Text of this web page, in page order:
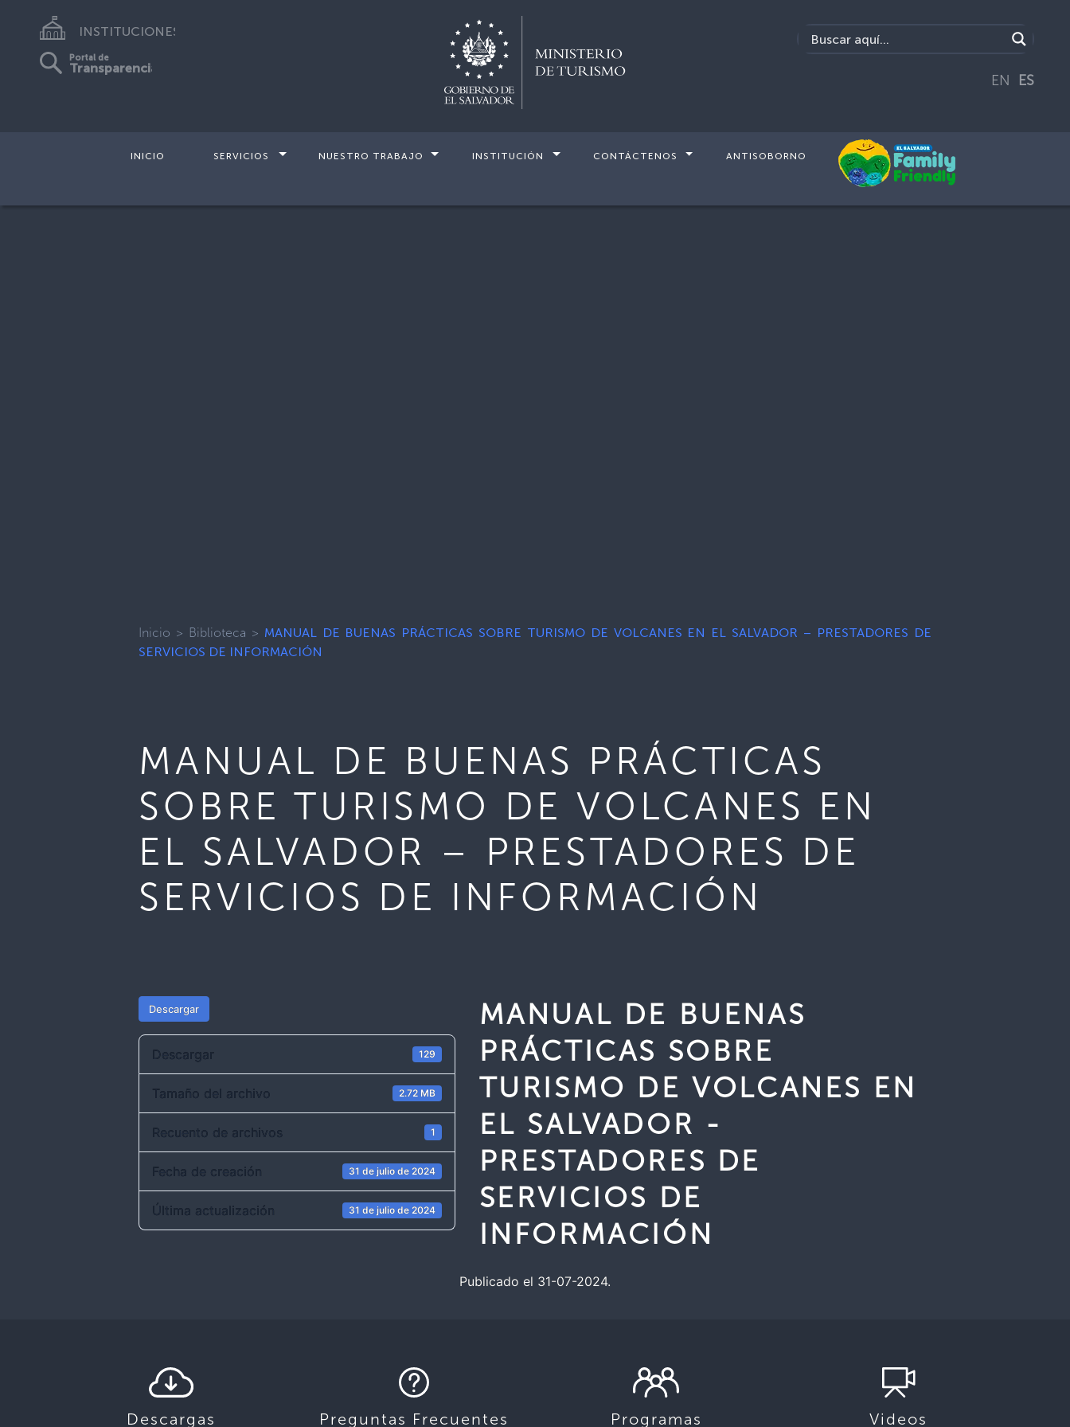
INSTITUCIONES
Portal de
Transparencia
EN ES
INICIO SERVICIOS NUESTRO TRABAJO INSTITUCIÓN CONTÁCTENOS ANTISOBORNO
Inicio > Biblioteca > MANUAL DE BUENAS PRÁCTICAS SOBRE TURISMO DE VOLCANES EN EL SALVADOR – PRESTADORES DE
SERVICIOS DE INFORMACIÓN
MANUAL DE BUENAS PRÁCTICAS
SOBRE TURISMO DE VOLCANES EN
EL SALVADOR – PRESTADORES DE
SERVICIOS DE INFORMACIÓN
Descargar
Descargar 129
Tamaño del archivo 2.72 MB
Recuento de archivos 1
Fecha de creación 31 de julio de 2024
Última actualización 31 de julio de 2024
MANUAL DE BUENAS
PRÁCTICAS SOBRE
TURISMO DE VOLCANES EN
EL SALVADOR -
PRESTADORES DE
SERVICIOS DE
INFORMACIÓN
Publicado el 31-07-2024.
Descargas Preguntas Frecuentes Programas Videos